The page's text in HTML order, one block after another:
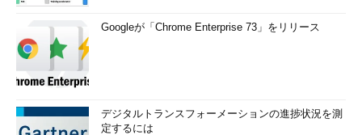
Googleが「Chrome Enterprise 73」をリリース
デジタルトランスフォーメーションの進捗状況を測
定するには